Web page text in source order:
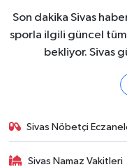
Son dakika Sivas
sporla ilgili güncel tüm
bekliyor. Sivas
Sivas Nöbetçi
Sivas Namaz Vakitleri